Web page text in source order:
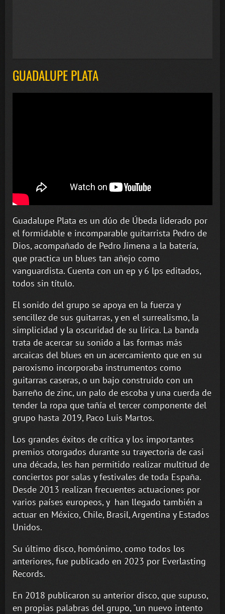
GUADALUPE PLATA
Guadalupe Plata es un dúo de Úbeda liderado por
el formidable e incomparable guitarrista Pedro de
Dios, acompañado de Pedro Jimena a la batería,
que practica un blues tan añejo como
vanguardista. Cuenta con un ep y 6 lps editados,
todos sin título.
El sonido del grupo se apoya en la fuerza y
sencillez de sus guitarras, y en el surrealismo, la
simplicidad y la oscuridad de su lírica. La banda
trata de acercar su sonido a las formas más
arcaicas del blues en un acercamiento que en su
paroxismo incorporaba instrumentos como
guitarras caseras, o un bajo construido con un
barreño de zinc, un palo de escoba y una cuerda de
tender la ropa que tañía el tercer componente del
grupo hasta 2019, Paco Luis Martos.
Los grandes éxitos de crítica y los importantes
premios otorgados durante su trayectoria de casi
una década, les han permitido realizar multitud de
conciertos por salas y festivales de toda España.
Desde 2013 realizan frecuentes actuaciones por
varios países europeos, y han llegado también a
actuar en México, Chile, Brasil, Argentina y Estados
Unidos.
Su último disco, homónimo, como todos los
anteriores, fue publicado en 2023 por Everlasting
Records.
En 2018 publicaron su anterior disco, que supuso,
en propias palabras del grupo, "un nuevo intento